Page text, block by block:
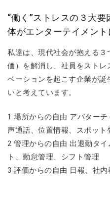
“働く”ストレスの３大
体がエンターテイメント
私達は、現代社会が抱える
価）を解消し、社員をストレ
ベーションを起こす企業が
いと考えています。
1 場所からの自由 アバター
声通話、位置情報、スポット
2 管理からの自由 出退勤タ
ト、勤怠管理、シフト管理
3 評価からの自由 日報、社